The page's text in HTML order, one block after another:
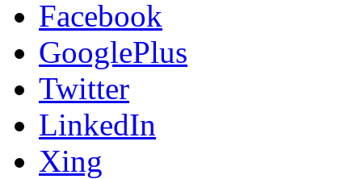
Facebook
GooglePlus
Twitter
LinkedIn
Xing